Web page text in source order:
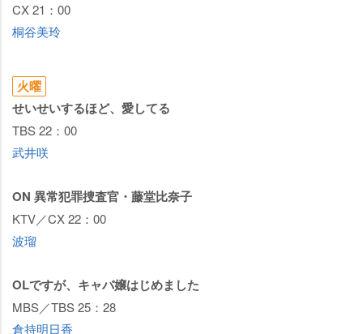
CX 21：00
桐谷美玲
火曜
せいせいするほど、愛してる
TBS 22：00
武井咲
ON 異常犯罪捜査官・藤堂比奈子
KTV／CX 22：00
波瑠
OLですが、キャバ嬢はじめました
MBS／TBS 25：28
倉持明日香